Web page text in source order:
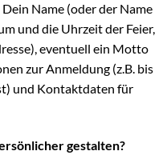
Name (oder der Name
und die Uhrzeit der Feier,
eventuell ein Motto
zur Anmeldung (z.B. bis
und Kontaktdaten für
gestalten?